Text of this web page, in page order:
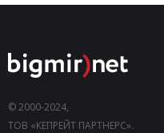
© 2000-2024,
ТОВ «КЕПРЕЙТ ПАРТНЕРС».